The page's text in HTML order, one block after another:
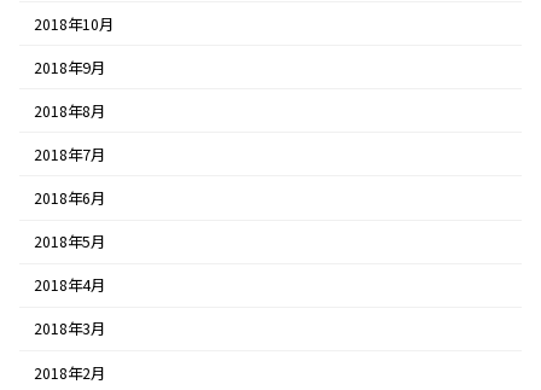
2018年10月
2018年9月
2018年8月
2018年7月
2018年6月
2018年5月
2018年4月
2018年3月
2018年2月